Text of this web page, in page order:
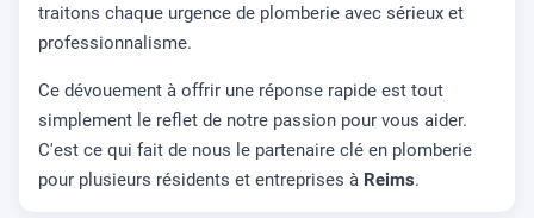
traitons chaque urgence de plomberie avec sérieux et
professionnalisme.
Ce dévouement à offrir une réponse rapide est tout
simplement le reflet de notre passion pour vous aider.
C'est ce qui fait de nous le partenaire clé en plomberie
pour plusieurs résidents et entreprises à Reims.